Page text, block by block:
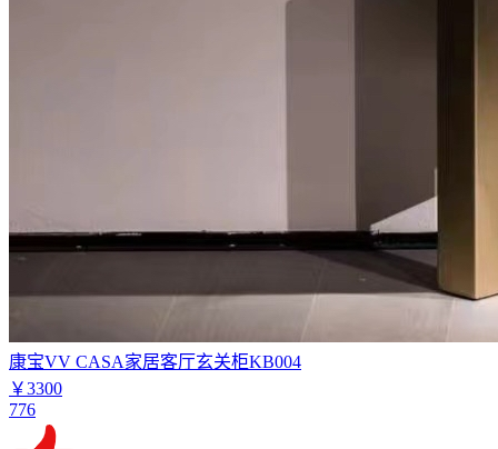
康宝VV CASA家居客厅玄关柜KB004
￥3300
776